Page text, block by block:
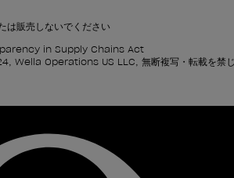
は販売しないでください
in Supply Chains Act
Wella Operations US LLC, 無断複写・転載を禁じ